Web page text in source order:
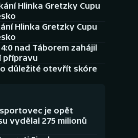
Hlinka Gretzky Cupu
Hlinka Gretzky Cupu
nad Táborem zahájil
přípravu
důležité otevřít skóre
je opět
vydělal 275 milionů